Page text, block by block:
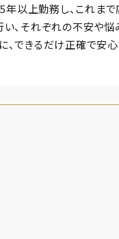
年以上勤務し、これま
、それぞれの不安や悩
できるだけ正確で安